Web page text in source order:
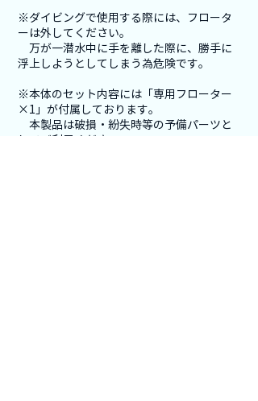
※ダイビングで使用する際には、フロータ
ーは外してください。
万が一潜水中に手を離した際に、勝手に
浮上しようとしてしまう為危険です。
※本体のセット内容には「専用フローター
×1」が付属しております。
本製品は破損・紛失時等の予備パーツと